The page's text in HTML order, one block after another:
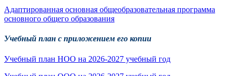
Адаптированная основная общеобразовательная программа
основного общего образования
Учебный план с приложением его копии
Учебный план НОО на 2026-2027 учебный год